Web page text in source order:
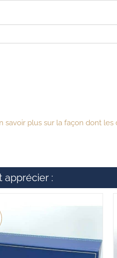
savoir plus sur la façon dont
apprécier :